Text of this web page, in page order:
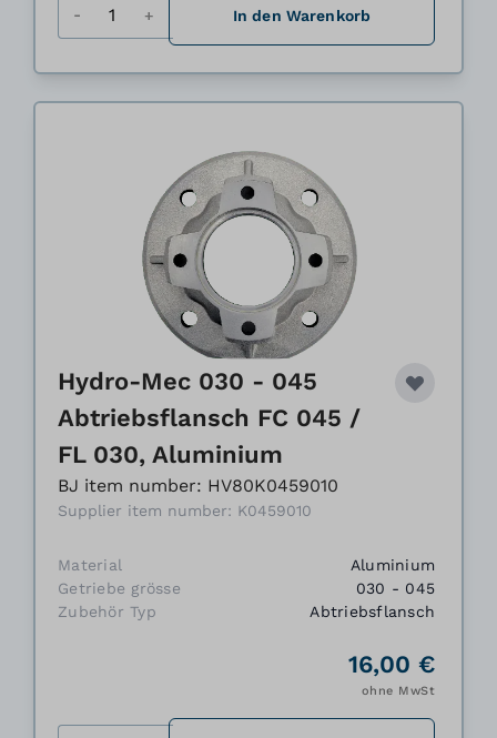
In den Warenkorb
Hydro-Mec 030 - 045
Abtriebsflansch FC 045 /
FL 030, Aluminium
BJ item number: HV80K0459010
Supplier item number: K0459010
Material
Aluminium
Getriebe grösse
030 - 045
Zubehör Typ
Abtriebsflansch
16,00 €
ohne MwSt